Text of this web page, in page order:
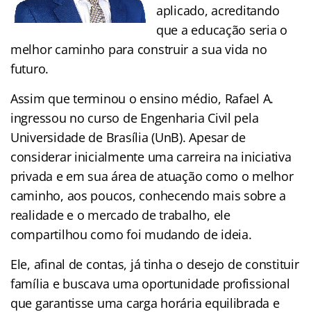
aplicado, acreditando
que a educação seria o
melhor caminho para construir a sua vida no
futuro.
Assim que terminou o ensino médio, Rafael A.
ingressou no curso de Engenharia Civil pela
Universidade de Brasília (UnB). Apesar de
considerar inicialmente uma carreira na iniciativa
privada e em sua área de atuação como o melhor
caminho, aos poucos, conhecendo mais sobre a
realidade e o mercado de trabalho, ele
compartilhou como foi mudando de ideia.
Ele, afinal de contas, já tinha o desejo de constituir
família e buscava uma oportunidade profissional
que garantisse uma carga horária equilibrada e